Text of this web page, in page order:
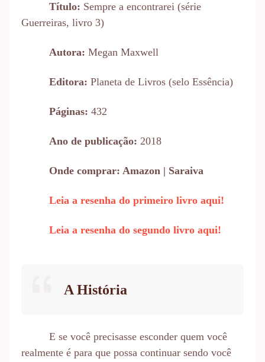
Título: Sempre a encontrarei (série
Guerreiras, livro 3)
Autora:Megan Maxwell
Editora:Planeta de Livros (selo Essência)
Páginas:432
Ano de publicação:2018
Onde comprar: Amazon | Saraiva
Leia a resenha do primeiro livro aqui!
Leia a resenha do segundo livro aqui!
A História
E se você precisasse esconder quem você
realmente é para que possa continuar sendo você